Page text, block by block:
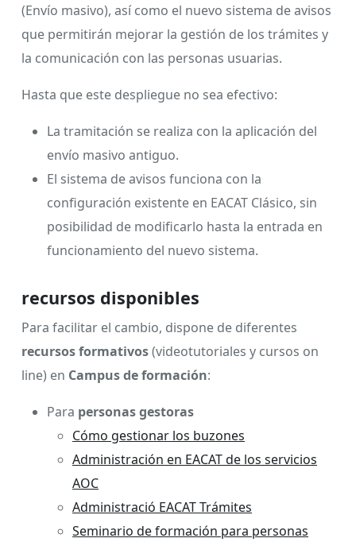
(Envío masivo), así como el nuevo sistema de avisos
que permitirán mejorar la gestión de los trámites y
la comunicación con las personas usuarias.
Hasta que este despliegue no sea efectivo:
La tramitación se realiza con la aplicación del
envío masivo antiguo.
El sistema de avisos funciona con la
configuración existente en EACAT Clásico, sin
posibilidad de modificarlo hasta la entrada en
funcionamiento del nuevo sistema.
recursos disponibles
Para facilitar el cambio, dispone de diferentes
recursos formativos(videotutoriales y cursos on
line) en Campus de formación:
Para personas gestoras
Cómo gestionar los buzones
Administración en EACAT de los servicios
AOC
Administració EACAT Trámites
Seminario de formación para personas